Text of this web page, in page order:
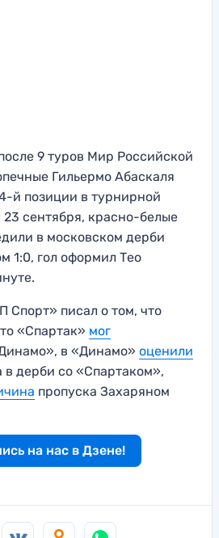
9 туров Мир Российской
Гильермо Абаскаля
й позиции в турнирной
23 сентября, красно-белые
в московском дерби
1:0, гол оформил Тео
Спорт» писал о том, что
«Спартак» мог
в «Динамо» оценили
в дерби со «Спартаком»,
пропуска Захаряном
на нас в Дзене!